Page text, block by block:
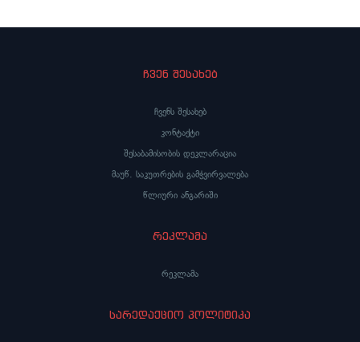
ჩვენ შესახებ
ჩვენს შესახებ
კონტაქტი
შესაბამისობის დეკლარაცია
მაუწ. საკუთრების გამჭვირვალება
წლიური ანგარიში
რეკლამა
რეკლამა
სარედაქციო პოლიტიკა